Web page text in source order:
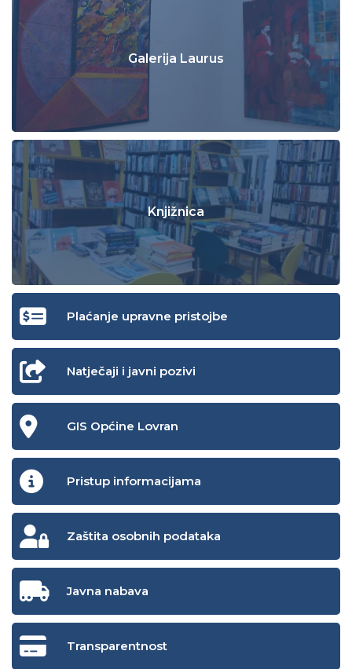
Galerija Laurus
Knjižnica
Plaćanje upravne pristojbe
Natječaji i javni pozivi
GIS Općine Lovran
Pristup informacijama
Zaštita osobnih podataka
Javna nabava
Transparentnost